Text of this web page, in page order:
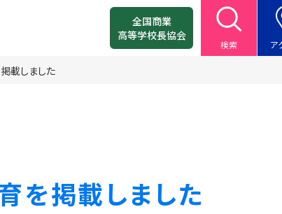
全国商業
高等学校長協会
検索 ア
載しました
を掲載しました